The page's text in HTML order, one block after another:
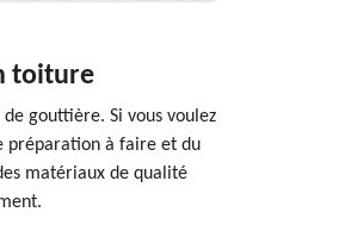
toiture
gouttière. Si vous voulez
préparation à faire et du
matériaux de qualité